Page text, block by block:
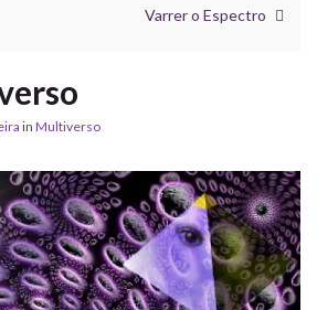
Varrer o Espectro
in Multiverso